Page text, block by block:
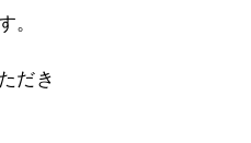
。
だき
い探しが変わります